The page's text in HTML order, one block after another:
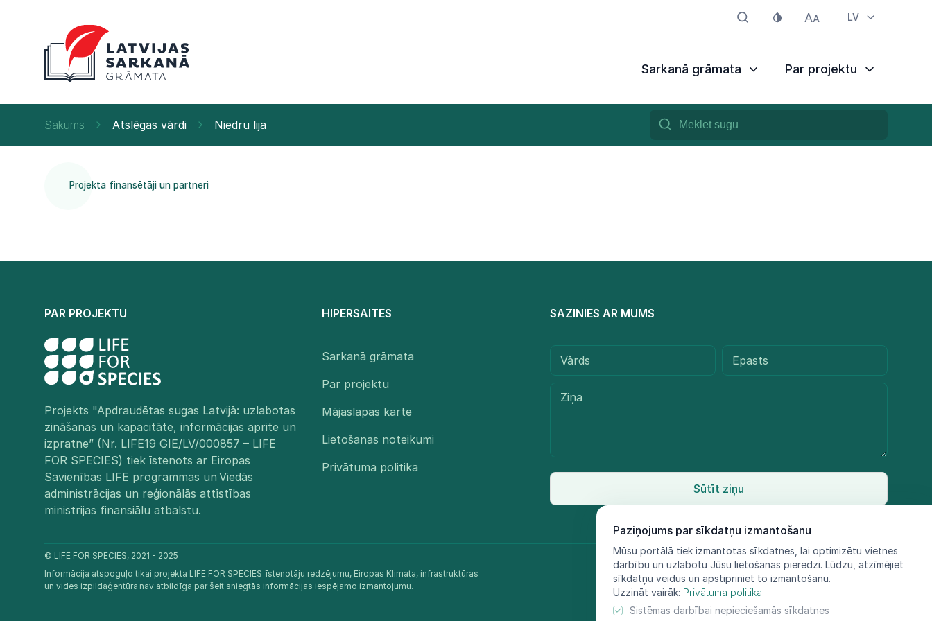
LV
Sarkanā grāmata Par projektu
Paziņojums par sīkdatņu izmantošanu
Mūsu portālā tiek izmantotas sīkdatnes, lai optimizētu vietnes
darbību un uzlabotu Jūsu lietošanas pieredzi. Lūdzu, atzīmējiet
sīkdatņu veidus un apstipriniet to izmantošanu.
Uzzināt vairāk: Privātuma politika
Sistēmas darbībai nepieciešamās sīkdatnes
Sākums Atslēgas vārdi Niedru lija
Projekta finansētāji un partneri
PAR PROJEKTU
Projekts "Apdraudētas sugas Latvijā: uzlabotas
zināšanas un kapacitāte, informācijas aprite un
izpratne” (Nr. LIFE19 GIE/LV/000857 – LIFE
FOR SPECIES) tiek īstenots ar Eiropas
Savienības LIFE programmas un Viedās
administrācijas un reģionālās attīstības
ministrijas finansiālu atbalstu.​
HIPERSAITES
Sarkanā grāmata
Par projektu
Mājaslapas karte
Lietošanas noteikumi
Privātuma politika
SAZINIES AR MUMS
Sūtīt ziņu
© LIFE FOR SPECIES, 2021 - 2025
Informācija atspoguļo tikai projekta LIFE FOR SPECIES īstenotāju redzējumu, Eiropas Klimata, infrastruktūras
un vides izpildaģentūra nav atbildīga par šeit sniegtās informācijas iespējamo izmantojumu.​